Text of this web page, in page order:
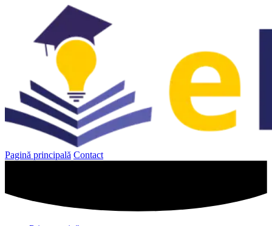
Pagină principală Contact